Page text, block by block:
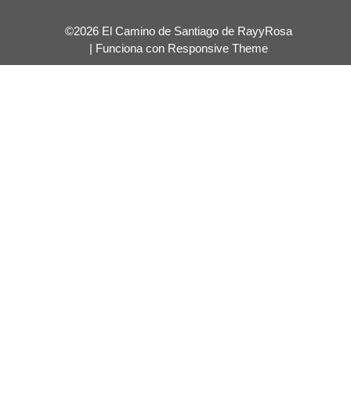
©2026 El Camino de Santiago de RayyRosa
| Funciona con Responsive Theme